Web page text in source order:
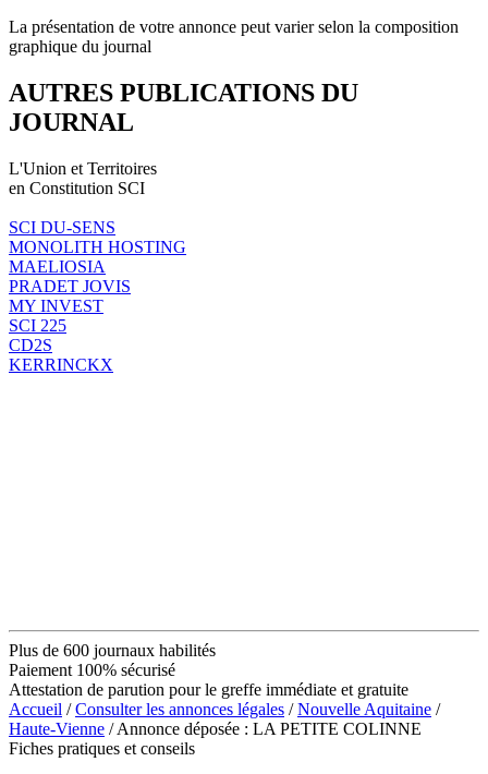
La présentation de votre annonce peut varier selon la composition
graphique du journal
AUTRES PUBLICATIONS DU
JOURNAL
L'Union et Territoires
en Constitution SCI
SCI DU-SENS
MONOLITH HOSTING
MAELIOSIA
PRADET JOVIS
MY INVEST
SCI 225
CD2S
KERRINCKX
Plus de 600 journaux habilités
Paiement 100% sécurisé
Attestation de parution pour le greffe immédiate et gratuite
Accueil /Consulter les annonces légales /Nouvelle Aquitaine /
Haute-Vienne / Annonce déposée : LA PETITE COLINNE
Fiches pratiques et conseils